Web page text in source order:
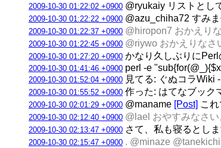
2009-10-30 01:22:02 +0900 @ryukaiy リストとし
2009-10-30 01:22:22 +0900 @azu_chiha72 すみ
2009-10-30 01:22:37 +0900 @hiropon7 おかえり
2009-10-30 01:22:45 +0900 @riywo おかえりなさ
2009-10-30 01:27:20 +0900 かなり久しぶりに
2009-10-30 01:41:46 +0900 perl -e
2009-10-30 01:52:04 +0900 見てる: ぐぬコラWiki
2009-10-30 01:55:52 +0900 作った: はてなブック
2009-10-30 02:01:29 +0900 @maname [Post] こ
2009-10-30 02:12:40 +0900 @lael おやすみなさ
2009-10-30 02:13:47 +0900 さて、私も寝るとし
2009-10-30 02:15:47 +0900 . @minaze